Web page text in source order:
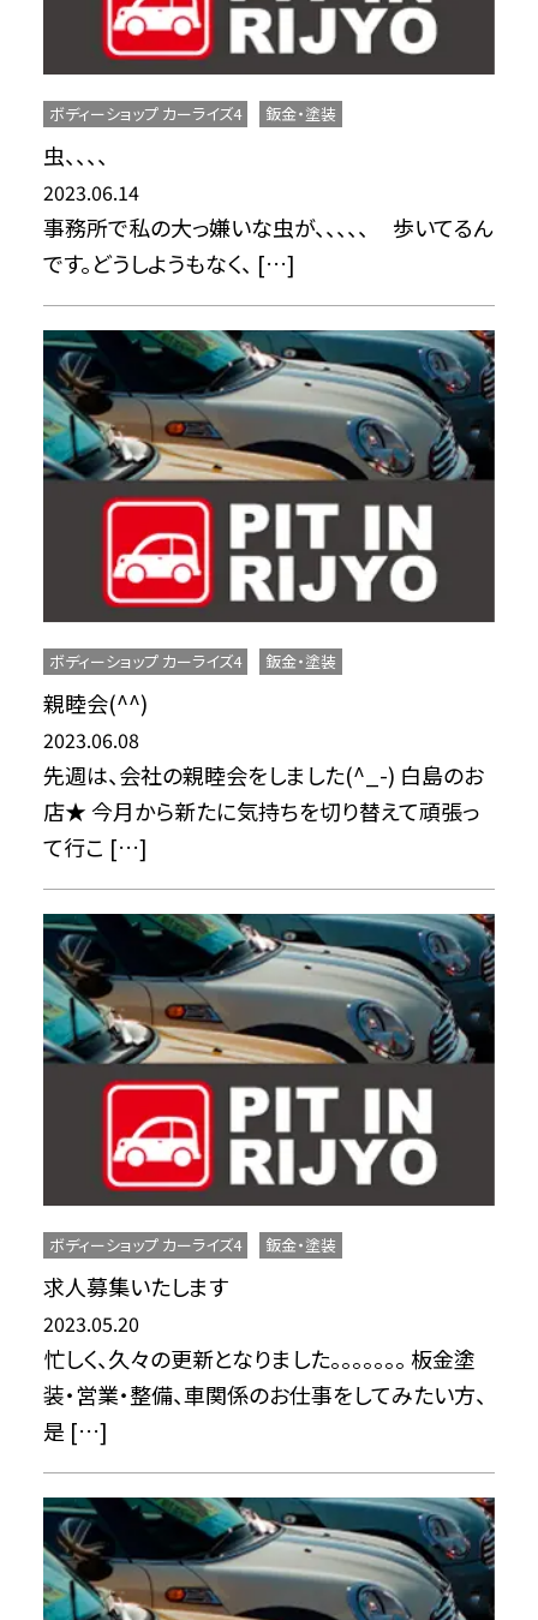
ボディーショップ カーライズ4 鈑金・塗装
虫、、、、
2023.06.14
事務所で私の大っ嫌いな虫が、、、、、 歩いてるん
です。どうしようもなく、 […]
ボディーショップ カーライズ4 鈑金・塗装
親睦会(^^)
2023.06.08
先週は、会社の親睦会をしました(^_-) 白島のお
店★ 今月から新たに気持ちを切り替えて頑張っ
て行こ […]
ボディーショップ カーライズ4 鈑金・塗装
求人募集いたします
2023.05.20
忙しく、久々の更新となりました。。。。。。。 板金塗
装・営業・整備、車関係のお仕事をしてみたい方、
是 […]